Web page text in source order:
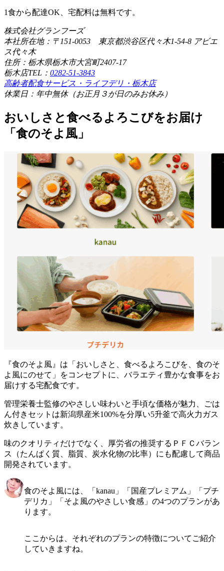
1食から配達OK、宅配料は無料です。
株式会社グランフーズ
本社所在地：〒151-0053 東京都渋谷区代々木1-54-8 アビエ
ス代々木
住所：栃木県栃木市大宮町2407-17
栃木店TEL： 0282-51-3843
高齢者配食サービス・ライフデリ・栃木店
休業日：年中無休（お正月３が日のみお休み）
おいしさと食べるよろこびをお届け
「食のそよ風」
『食のそよ風』は「おいしさと、食べるよろこびを、食のそ
よ風にのせて」をコンセプトに、バラエティ豊かな食事をお
届けする宅配食です。
管理栄養士監修のやさしい味わいと手頃な価格が魅力、ごは
ん付きセットは新潟県産米100%を分厚い5升釜で高火力ガス
炊き しています。
味のクオリティだけでなく、
厚労省の推奨するＰＦＣバラン
ス（たんぱく質、脂質、炭水化物の比率）にも配慮して商品
開発されています。
食のそよ風には、「kanau」「国産プレミアム」「プチ
デリカ」「そよ風のやさしい食感」の4つのプランがあ
ります。
ここからは、それぞれのプランの特徴についてご紹介
していきますね。